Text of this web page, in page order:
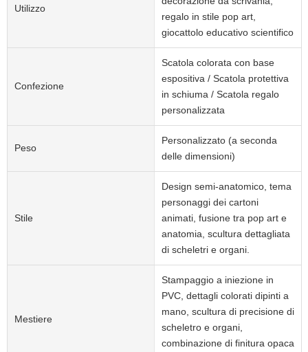
Utilizzo
regalo in stile pop art,
giocattolo educativo scientifico
Confezione
Scatola colorata con base
espositiva / Scatola protettiva
in schiuma / Scatola regalo
personalizzata
Peso
Personalizzato (a seconda
delle dimensioni)
Stile
Design semi-anatomico, tema
personaggi dei cartoni
animati, fusione tra pop art e
anatomia, scultura dettagliata
di scheletri e organi.
Mestiere
Stampaggio a iniezione in
PVC, dettagli colorati dipinti a
mano, scultura di precisione di
scheletro e organi,
combinazione di finitura opaca